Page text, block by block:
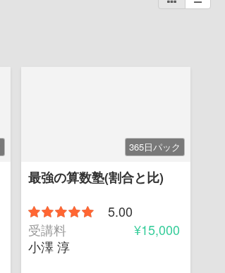
365日パック
最強の算数塾(割合と比)
5.00
受講料
¥15,000
小澤 淳